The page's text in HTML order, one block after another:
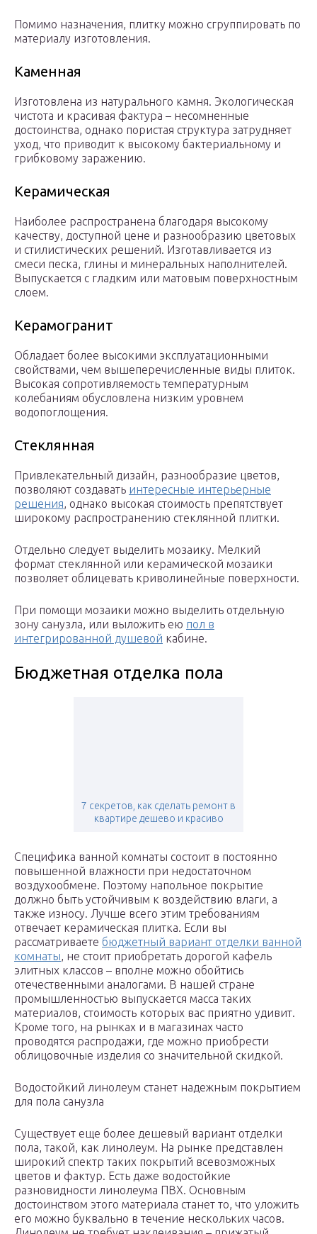
Помимо назначения, плитку можно сгруппировать по
материалу изготовления.
Каменная
Изготовлена из натурального камня. Экологическая
чистота и красивая фактура – несомненные
достоинства, однако пористая структура затрудняет
уход, что приводит к высокому бактериальному и
грибковому заражению.
Керамическая
Наиболее распространена благодаря высокому
качеству, доступной цене и разнообразию цветовых
и стилистических решений. Изготавливается из
смеси песка, глины и минеральных наполнителей.
Выпускается с гладким или матовым поверхностным
слоем.
Керамогранит
Обладает более высокими эксплуатационными
свойствами, чем вышеперечисленные виды плиток.
Высокая сопротивляемость температурным
колебаниям обусловлена низким уровнем
водопоглощения.
Стеклянная
Привлекательный дизайн, разнообразие цветов,
позволяют создавать интересные интерьерные
решения, однако высокая стоимость препятствует
широкому распространению стеклянной плитки.
Отдельно следует выделить мозаику. Мелкий
формат стеклянной или керамической мозаики
позволяет облицевать криволинейные поверхности.
При помощи мозаики можно выделить отдельную
зону санузла, или выложить ею пол в
интегрированной душевой кабине.
Бюджетная отделка пола
7 секретов, как сделать ремонт в
квартире дешево и красиво
Специфика ванной комнаты состоит в постоянно
повышенной влажности при недостаточном
воздухообмене. Поэтому напольное покрытие
должно быть устойчивым к воздействию влаги, а
также износу. Лучше всего этим требованиям
отвечает керамическая плитка. Если вы
рассматриваете бюджетный вариант отделки ванной
комнаты, не стоит приобретать дорогой кафель
элитных классов – вполне можно обойтись
отечественными аналогами. В нашей стране
промышленностью выпускается масса таких
материалов, стоимость которых вас приятно удивит.
Кроме того, на рынках и в магазинах часто
проводятся распродажи, где можно приобрести
облицовочные изделия со значительной скидкой.
Водостойкий линолеум станет надежным покрытием
для пола санузла
Существует еще более дешевый вариант отделки
пола, такой, как линолеум. На рынке представлен
широкий спектр таких покрытий всевозможных
цветов и фактур. Есть даже водостойкие
разновидности линолеума ПВХ. Основным
достоинством этого материала станет то, что уложить
его можно буквально в течение нескольких часов.